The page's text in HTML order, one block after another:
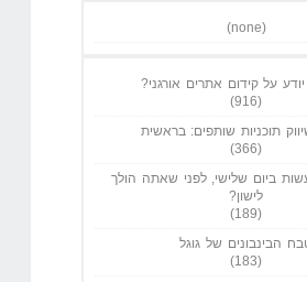
(none)
על קידום אתרים אורגני?
(916)
תוכניות שותפים: בראשית
(366)
ביום שלישי, לפני שאתה הולך
לישון?
(189)
הבינבונים של גוגל
(183)